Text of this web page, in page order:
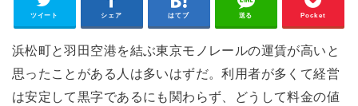
ツイート シェア はてブ 送る Pocket
浜松町と羽田空港を結ぶ東京モノレールの運賃が高いと
思ったことがある人は多いはずだ。利用者が多くて経営
は安定して黒字であるにも関わらず、どうして料金の値